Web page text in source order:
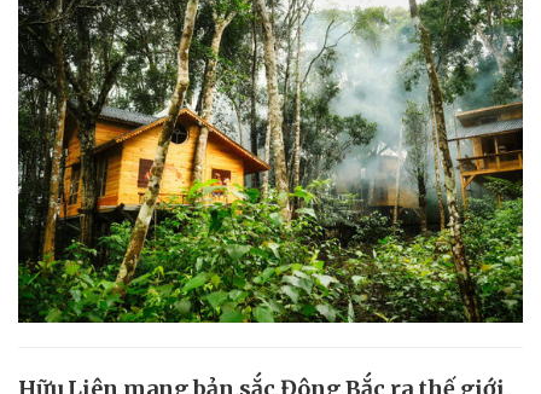
Hữu Liên mang bản sắc Đông Bắc ra thế giới